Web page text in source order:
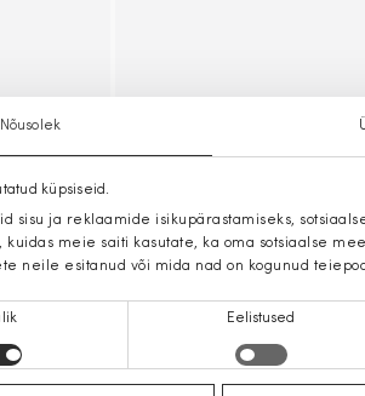
Nõusolek
küpsiseid.
sisu ja reklaamide isikupärastamiseks,
kuidas meie saiti kasutate, ka oma sotsiaalse
neile esitanud või mida nad on kogunud
Eelistused